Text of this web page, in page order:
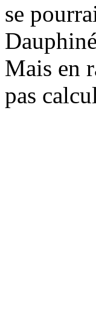
se
Mais en
pas